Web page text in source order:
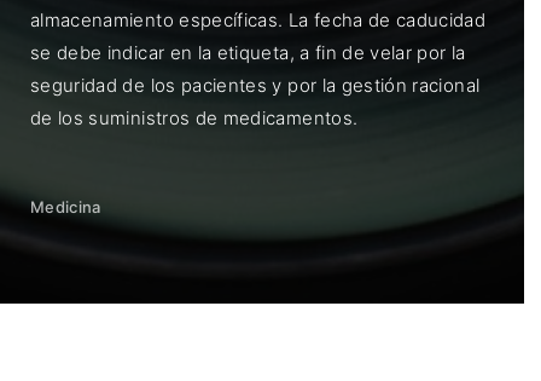
almacenamiento específicas. La fecha de caducidad
se debe indicar en la etiqueta, a fin de velar por la
seguridad de los pacientes y por la gestión racional
de los suministros de medicamentos.
Medicina